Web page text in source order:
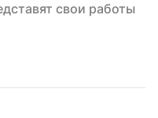
свои работы